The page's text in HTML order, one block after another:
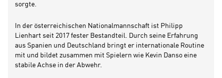
sorgte.
In der österreichischen Nationalmannschaft ist Philipp
Lienhart seit 2017 fester Bestandteil. Durch seine Erfahrung
aus Spanien und Deutschland bringt er internationale Routine
mit und bildet zusammen mit Spielern wie Kevin Danso eine
stabile Achse in der Abwehr.